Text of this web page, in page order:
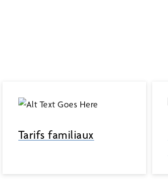
Tarifs familiaux